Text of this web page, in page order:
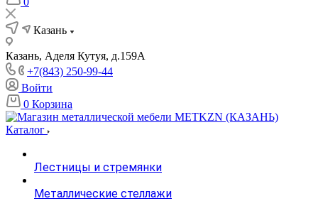
Казань
Казань, Аделя Кутуя, д.159А
+7(843) 250-99-44
Войти
0 Корзина
Каталог
Лестницы и стремянки
Металлические стеллажи